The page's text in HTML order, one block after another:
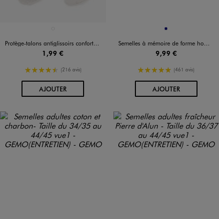
Protège-talons antiglissoirs confort en cuir
1,99 €
4.5/5 de moyenne
(216 avis)
AJOUTERAU PANIER
Disponible en 1 coloris
MARINE
Semelles à mémoire de forme homme
9,99 €
5/5 de moyenne
(461 avis)
AJOUTERAU PANIER